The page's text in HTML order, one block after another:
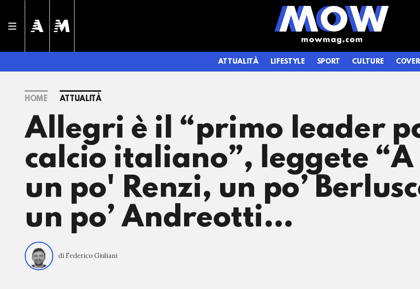
ATTUALITÀ LIFESTYLE SPORT CULTURE
HOME ATTUALITÀ
Allegri è il “primo leader
calcio italiano”, leggete “A
un po' Renzi, un po’
un po’ Andreotti…
di Federico Giuliani